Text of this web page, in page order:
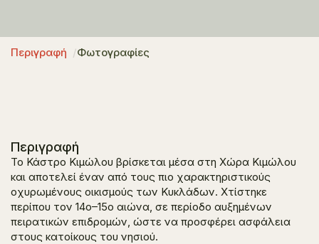
Περιγραφή Φωτογραφίες
Περιγραφή
Το Κάστρο Κιμώλου βρίσκεται μέσα στη Χώρα Κιμώλου
και αποτελεί έναν από τους πιο χαρακτηριστικούς
οχυρωμένους οικισμούς των Κυκλάδων. Χτίστηκε
περίπου τον 14ο–15ο αιώνα, σε περίοδο αυξημένων
πειρατικών επιδρομών, ώστε να προσφέρει ασφάλεια
στους κατοίκους του νησιού.